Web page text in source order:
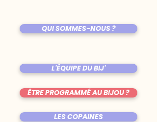
QUI SOMMES-NOUS ?
L'ÉQUIPE DU BIJ'
ÊTRE PROGRAMMÉ AU BIJOU ?
LES COPAINES